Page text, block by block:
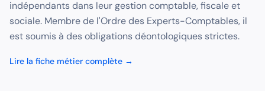
indépendants dans leur gestion comptable, fiscale et
sociale. Membre de l'Ordre des Experts-Comptables, il
est soumis à des obligations déontologiques strictes.
Lire la fiche métier complète →